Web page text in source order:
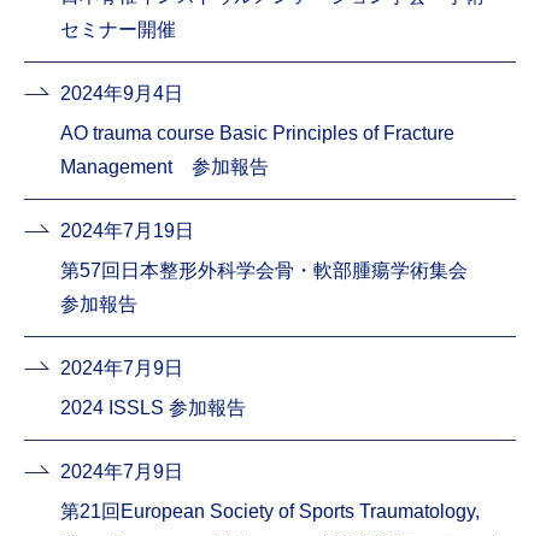
セミナー開催
2024年9月4日
AO trauma course Basic Principles of Fracture
Management 参加報告
2024年7月19日
第57回日本整形外科学会骨・軟部腫瘍学術集会
参加報告
2024年7月9日
2024 ISSLS 参加報告
2024年7月9日
第21回European Society of Sports Traumatology,